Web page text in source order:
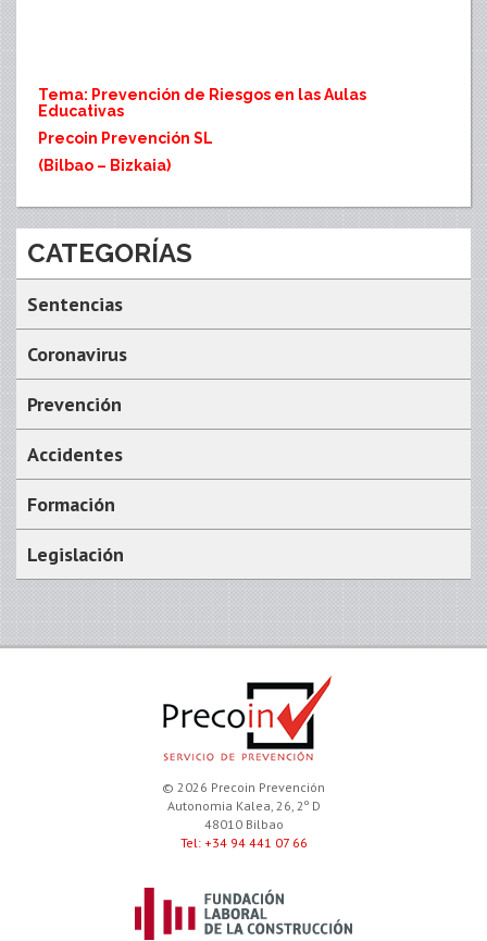
Tema: Prevención de Riesgos en las Aulas
Educativas
Precoin Prevención SL
(Bilbao – Bizkaia)
CATEGORÍAS
Sentencias
Coronavirus
Prevención
Accidentes
Formación
Legislación
© 2026 Precoin Prevención
Autonomia Kalea, 26, 2º D
48010 Bilbao
Tel: +34 94 441 07 66